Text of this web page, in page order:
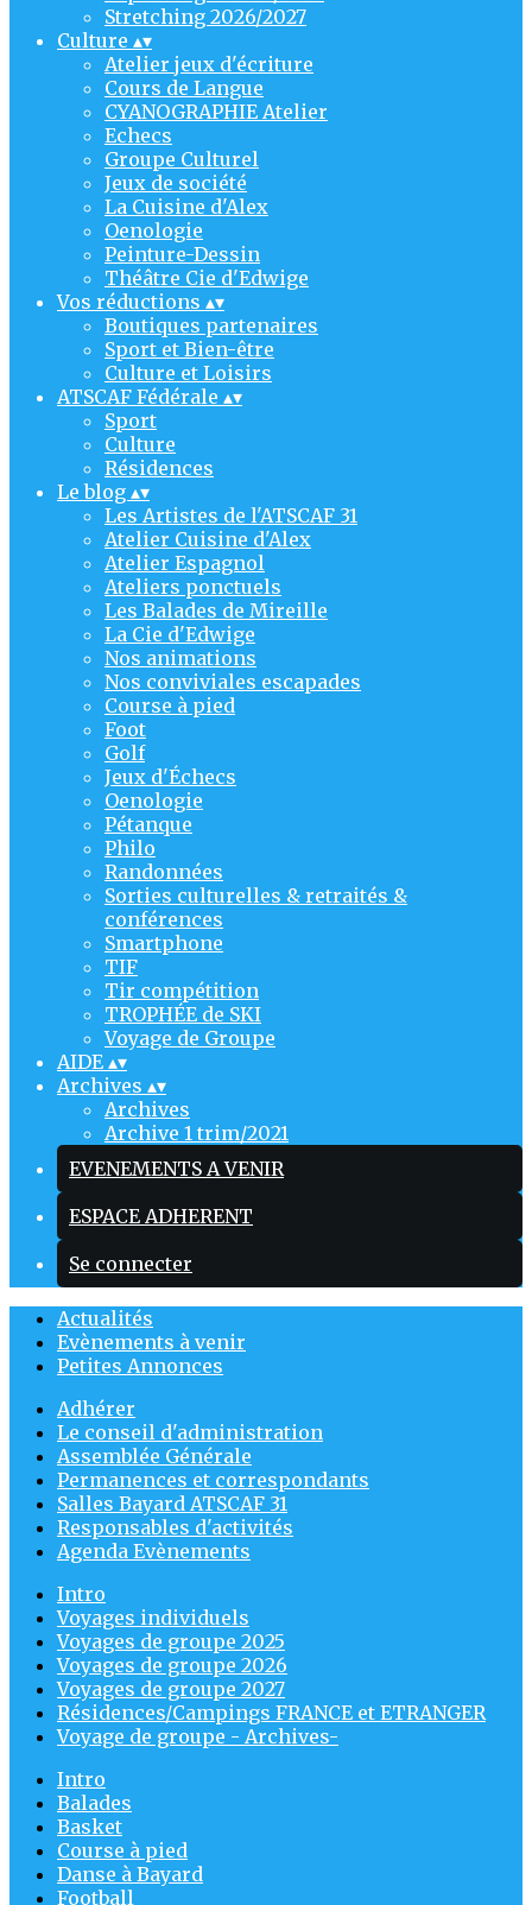
Stretching 2026/2027
Culture ▴▾
Atelier jeux d'écriture
Cours de Langue
CYANOGRAPHIE Atelier
Echecs
Groupe Culturel
Jeux de société
La Cuisine d'Alex
Oenologie
Peinture-Dessin
Théâtre Cie d'Edwige
Vos réductions ▴▾
Boutiques partenaires
Sport et Bien-être
Culture et Loisirs
ATSCAF Fédérale ▴▾
Sport
Culture
Résidences
Le blog ▴▾
Les Artistes de l'ATSCAF 31
Atelier Cuisine d'Alex
Atelier Espagnol
Ateliers ponctuels
Les Balades de Mireille
La Cie d'Edwige
Nos animations
Nos conviviales escapades
Course à pied
Foot
Golf
Jeux d'Échecs
Oenologie
Pétanque
Philo
Randonnées
Sorties culturelles & retraités &
conférences
Smartphone
TIF
Tir compétition
TROPHÉE de SKI
Voyage de Groupe
AIDE ▴▾
Archives ▴▾
Archives
Archive 1 trim/2021
EVENEMENTS A VENIR
ESPACE ADHERENT
Se connecter
Actualités
Evènements à venir
Petites Annonces
Adhérer
Le conseil d'administration
Assemblée Générale
Permanences et correspondants
Salles Bayard ATSCAF 31
Responsables d'activités
Agenda Evènements
Intro
Voyages individuels
Voyages de groupe 2025
Voyages de groupe 2026
Voyages de groupe 2027
Résidences/Campings FRANCE et ETRANGER
Voyage de groupe - Archives-
Intro
Balades
Basket
Course à pied
Danse à Bayard
Football